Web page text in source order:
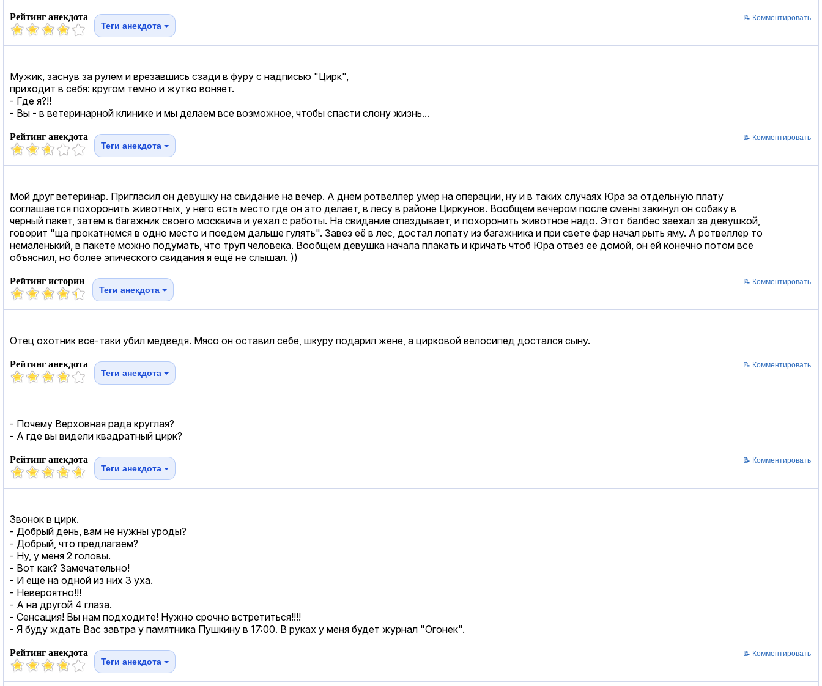
Рейтинг анекдота
Теги анекдота
📝 Комментировать
Мужик, заснув за рулем и врезавшись сзади в фуру с надписью "Цирк",
приходит в себя: кругом темно и жутко воняет.
- Где я?!!
- Вы - в ветеринарной клинике и мы делаем все возможное, чтобы спасти слону жизнь...
Рейтинг анекдота
Теги анекдота
📝 Комментировать
Мой друг ветеринар. Пригласил он девушку на свидание на вечер. А днем ротвеллер умер на операции, ну и в таких случаях Юра за отдельную плату
соглашается похоронить животных, у него есть место где он это делает, в лесу в районе Циркунов. Вообщем вечером после смены закинул он собаку в
черный пакет, затем в багажник своего москвича и уехал с работы. На свидание опаздывает, и похоронить животное надо. Этот балбес заехал за девушкой,
говорит "ща прокатнемся в одно место и поедем дальше гулять". Завез её в лес, достал лопату из багажника и при свете фар начал рыть яму. А ротвеллер то
немаленький, в пакете можно подумать, что труп человека. Вообщем девушка начала плакать и кричать чтоб Юра отвёз её домой, он ей конечно потом всё
объяснил, но более эпического свидания я ещё не слышал. ))
Рейтинг истории
Теги анекдота
📝 Комментировать
Отец охотник все-таки убил медведя. Мясо он оставил себе, шкуру подарил жене, а цирковой велосипед достался сыну.
Рейтинг анекдота
Теги анекдота
📝 Комментировать
- Почему Верховная рада круглая?
- А где вы видели квадратный цирк?
Рейтинг анекдота
Теги анекдота
📝 Комментировать
Звонок в цирк.
- Добрый день, вам не нужны уроды?
- Добрый, что предлагаем?
- Ну, у меня 2 головы.
- Вот как? Замечательно!
- И еще на одной из них 3 уха.
- Невероятно!!!
- А на другой 4 глаза.
- Сенсация! Вы нам подходите! Нужно срочно встретиться!!!!
- Я буду ждать Вас завтра у памятника Пушкину в 17:00. В руках у меня будет журнал "Огонек".
Рейтинг анекдота
Теги анекдота
📝 Комментировать